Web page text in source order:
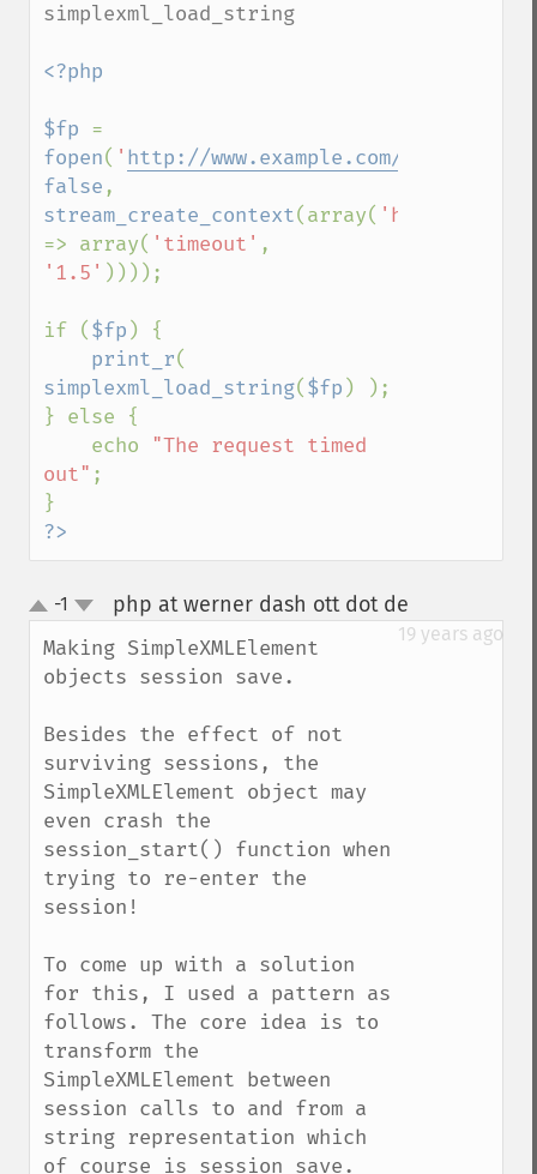
simplexml_load_string
<?php
$fp
fopen( ' http://www.example.com/rss
false
stream_create_context(array(
=> array( 'timeout'
'1.5' ))));
if ($fp ) {
print_r
simplexml_load_string($fp ) );
} else {
    echo
"The request timed
out" ;
?>
up
down
-1 php at werner dash ott dot de
19 years ago
Making SimpleXMLElement
objects session save.
Besides the effect of not
surviving sessions, the
SimpleXMLElement object may
even crash the
session_start() function when
trying to re-enter the
session!
To come up with a solution
for this, I used a pattern as
follows. The core idea is to
transform the
SimpleXMLElement between
session calls to and from a
string representation which
of course is session save.